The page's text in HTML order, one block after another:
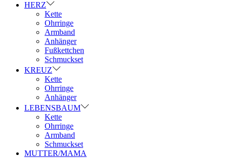
HERZ
Kette
Ohrringe
Armband
Anhänger
Fußkettchen
Schmuckset
KREUZ
Kette
Ohrringe
Anhänger
LEBENSBAUM
Kette
Ohrringe
Armband
Schmuckset
MUTTER/MAMA